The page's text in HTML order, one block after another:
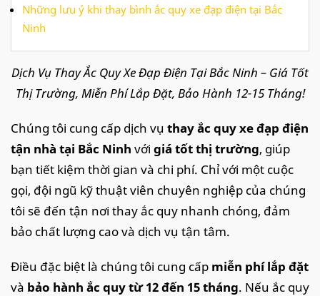
Những lưu ý khi thay bình ắc quy xe đạp điện tại Bắc
Ninh
Dịch Vụ Thay Ắc Quy Xe Đạp Điện Tại Bắc Ninh – Giá Tốt
Thị Trường, Miễn Phí Lắp Đặt, Bảo Hành 12-15 Tháng!
Chúng tôi cung cấp dịch vụ thay ắc quy xe đạp điện
tận nhà tại Bắc Ninh với giá tốt thị trường, giúp
bạn tiết kiệm thời gian và chi phí. Chỉ với một cuộc
gọi, đội ngũ kỹ thuật viên chuyên nghiệp của chúng
tôi sẽ đến tận nơi thay ắc quy nhanh chóng, đảm
bảo chất lượng cao và dịch vụ tận tâm.
Điều đặc biệt là chúng tôi cung cấp miễn phí lắp đặt
và bảo hành ắc quy từ 12 đến 15 tháng. Nếu ắc quy